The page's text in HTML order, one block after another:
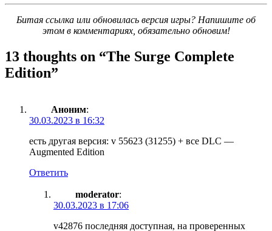
Битая ссылка или обновилась версия игры? Напишите об
этом в комментариях, обязательно обновим!
13 thoughts on “The Surge Complete
Edition”
Аноним:
30.03.2023 в 16:32
есть другая версия: v 55623 (31255) + все DLC —
Augmented Edition
Ответить
moderator:
30.03.2023 в 17:06
v42876 последняя доступная, на проверенных